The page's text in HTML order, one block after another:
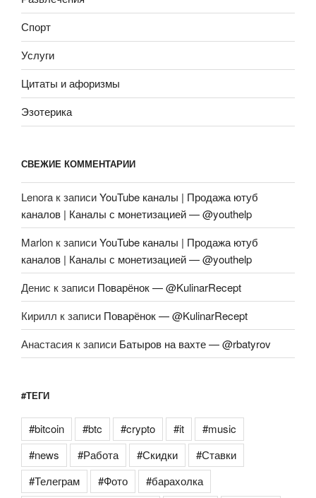
Спорт
Услуги
Цитаты и афоризмы
Эзотерика
СВЕЖИЕ КОММЕНТАРИИ
Lenora к записиYouTube каналы | Продажа ютуб
каналов | Каналы с монетизацией — @youthelp
Marlon к записиYouTube каналы | Продажа ютуб
каналов | Каналы с монетизацией — @youthelp
Денис к записи Поварёнок — @KulinarRecept
Кирилл к записи Поварёнок — @KulinarRecept
Анастасия к записи Батыров на вахте — @rbatyrov
#ТЕГИ
#bitcoin #btc #crypto #it
#music
#news
#Работа #Скидки
#Ставки
#Телеграм
#Фото
#барахолка